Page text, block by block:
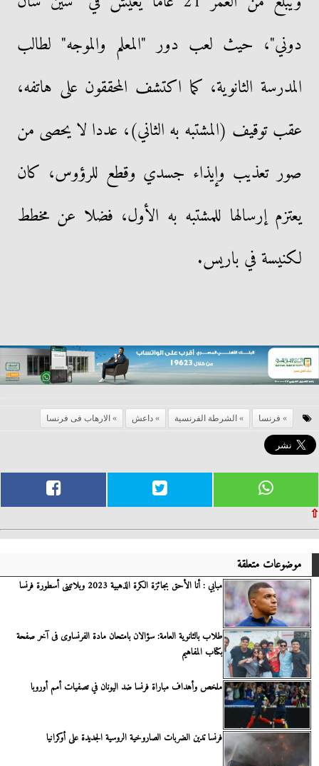
دوني"، حيث لعب دور "المعلم والموجه" لطالب
المدرسة الثانوية، كما اكتشف المحققون على هاتفه،
عقب توقيف (المشتبه به الثاني)، عددا لا يحصى من
صور تعذيب وإيذاء جسدي وقطع للرؤوس، كان
يعتزم إرسالها للمشتبه به الأول، فضلا عن مخطط
لكنيسة في باريس.
فرنسا الشرطة الفرنسية داعش الارهاب فى فرنسا
⇧
موضوعات متعلقة
مبابي : أنا الأحق بجائزة الكرة الذهبية 2023 وبلاتينى أسطورة فرنسا
طلاب بالثانوية العامة: سؤالان بامتحان مادة الفرنساوى فى آخر صفحة
بكتاب المفاهيم
ملخص وأهداف مباراة فرنسا ضد اليونان في تصفيات أمم أوروبا
فرنسا تدين الضربات الصاروخية الروسية الجديدة على أوكرانيا